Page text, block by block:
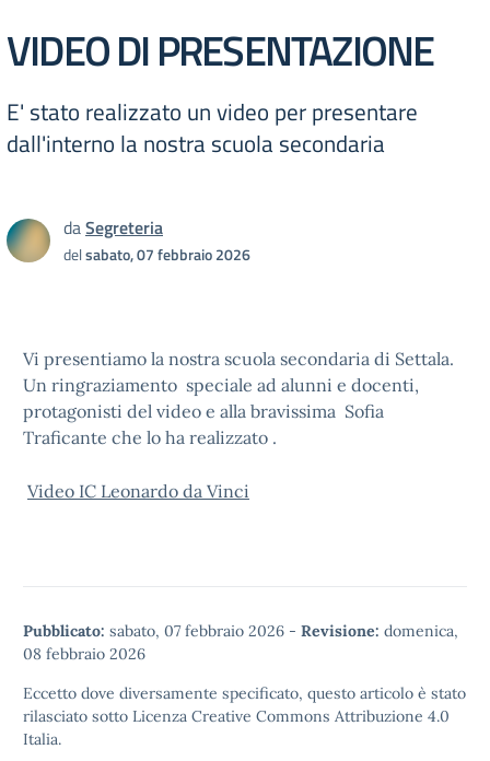
VIDEO DI PRESENTAZIONE
E' stato realizzato un video per presentare
dall'interno la nostra scuola secondaria
daSegreteria
delsabato, 07 febbraio 2026
Vi presentiamo la nostra scuola secondaria di Settala.
Un ringraziamento speciale ad alunni e docenti,
protagonisti del video e alla bravissima Sofia
Traficante che lo ha realizzato .
Video IC Leonardo da Vinci
Pubblicato: sabato, 07 febbraio 2026 - Revisione: domenica,
08 febbraio 2026
Eccetto dove diversamente specificato, questo articolo è stato
rilasciato sotto Licenza Creative Commons Attribuzione 4.0
Italia.